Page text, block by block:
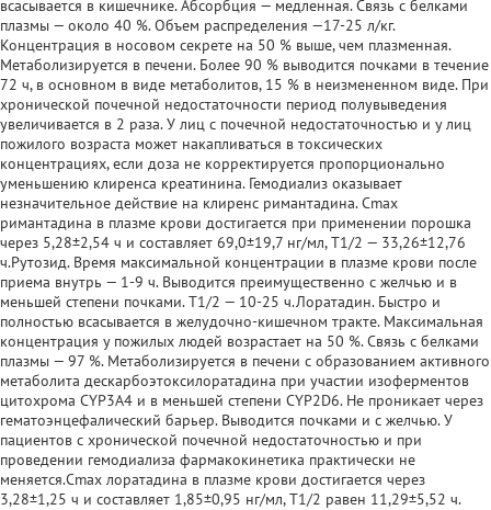
всасывается в кишечнике. Абсорбция — медленная. Связь с белками
плазмы — около 40 %. Объем распределения —17-25 л/кг.
Концентрация в носовом секрете на 50 % выше, чем плазменная.
Метаболизируется в печени. Более 90 % выводится почками в течение
72 ч, в основном в виде метаболитов, 15 % в неизмененном виде. При
хронической почечной недостаточности период полувыведения
увеличивается в 2 раза. У лиц с почечной недостаточностью и у лиц
пожилого возраста может накапливаться в токсических
концентрациях, если доза не корректируется пропорционально
уменьшению клиренса креатинина. Гемодиализ оказывает
незначительное действие на клиренс римантадина. Cmax
римантадина в плазме крови достигается при применении порошка
через 5,28±2,54 ч и составляет 69,0±19,7 нг/мл, T1/2 — 33,26±12,76
ч.Рутозид. Время максимальной концентрации в плазме крови после
приема внутрь — 1-9 ч. Выводится преимущественно с желчью и в
меньшей степени почками. T1/2 — 10-25 ч.Лоратадин. Быстро и
полностью всасывается в желудочно-кишечном тракте. Максимальная
концентрация у пожилых людей возрастает на 50 %. Связь с белками
плазмы — 97 %. Метаболизируется в печени с образованием активного
метаболита дескарбоэтоксилоратадина при участии изоферментов
цитохрома CYP3A4 и в меньшей степени CYP2D6. Не проникает через
гематоэнцефалический барьер. Выводится почками и с желчью. У
пациентов с хронической почечной недостаточностью и при
проведении гемодиализа фармакокинетика практически не
меняется.Cmax лоратадина в плазме крови достигается через
3,28±1,25 ч и составляет 1,85±0,95 нг/мл, T1/2 равен 11,29±5,52 ч.